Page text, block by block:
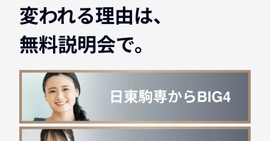
変われる理由は、
無料説明会で。